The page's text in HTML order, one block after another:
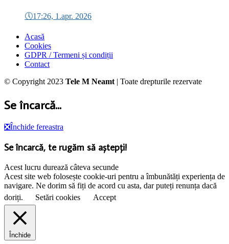
🕔17:26, 1.apr. 2026
Acasă
Cookies
GDPR / Termeni și condiții
Contact
© Copyright 2023 Tele M Neamt | Toate drepturile rezervate
Se încarcă...
❎Închide fereastra
Se încarcă, te rugăm să aștepți!
Acest lucru durează câteva secunde
Acest site web folosește cookie-uri pentru a îmbunătăți experiența de
navigare. Ne dorim să fiți de acord cu asta, dar puteți renunța dacă
doriți.
Setări cookies Accept
Închide